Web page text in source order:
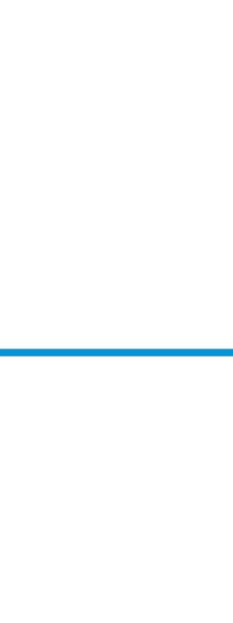
op te hangen